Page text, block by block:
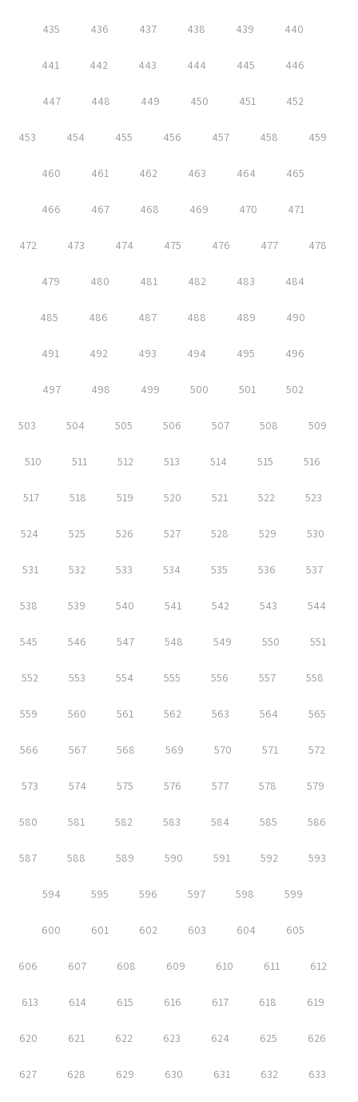
435 436 437 438 439 440
441 442 443 444 445 446
447 448 449 450 451 452
453 454 455 456 457 458 459
460 461 462 463 464 465
466 467 468 469 470 471
472 473 474 475 476 477 478
479 480 481 482 483 484
485 486 487 488 489 490
491 492 493 494 495 496
497 498 499 500 501 502
503 504 505 506 507 508 509
510 511 512 513 514 515 516
517 518 519 520 521 522 523
524 525 526 527 528 529 530
531 532 533 534 535 536 537
538 539 540 541 542 543 544
545 546 547 548 549 550 551
552 553 554 555 556 557 558
559 560 561 562 563 564 565
566 567 568 569 570 571 572
573 574 575 576 577 578 579
580 581 582 583 584 585 586
587 588 589 590 591 592 593
594 595 596 597 598 599
600 601 602 603 604 605
606 607 608 609 610 611 612
613 614 615 616 617 618 619
620 621 622 623 624 625 626
627 628 629 630 631 632 633